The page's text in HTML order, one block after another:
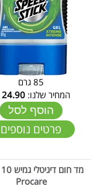
85 גרם
המחיר שלנו:24.90
הוסף לסל
פרטים נוספים
Procare